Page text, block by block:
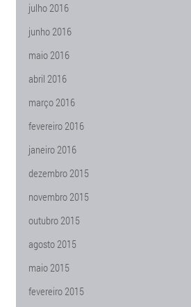
julho 2016
junho 2016
maio 2016
abril 2016
março 2016
fevereiro 2016
janeiro 2016
dezembro 2015
novembro 2015
outubro 2015
agosto 2015
maio 2015
fevereiro 2015